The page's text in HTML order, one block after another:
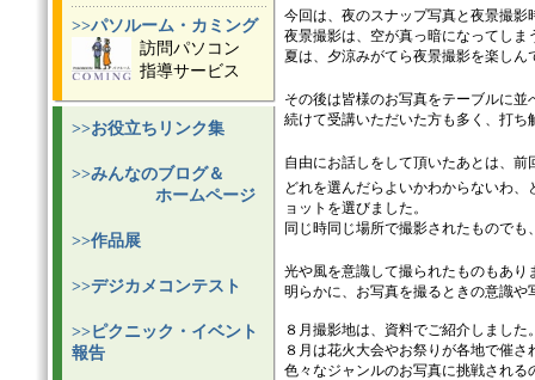
>>パソルーム・カミング
訪問パソコン
指導サービス
>>お役立ちリンク集
>>みんなのブログ＆
ホームページ
>>作品展
>>デジカメコンテスト
>>ピクニック・イベント
報告
今回は、夜のスナップ写真と夜景撮影
夜景撮影は、空が真っ暗になってし
夏は、夕涼みがてら夜景撮影を楽しん
その後は皆様のお写真をテーブルに
続けて受講いただいた方も多く、打
自由にお話しをして頂いたあとは、
どれを選んだらよいかわからないわ
ョットを選びました。
同じ時同じ場所で撮影されたもので
光や風を意識して撮られたものもあり
明らかに、お写真を撮るときの意識
８月撮影地は、資料でご紹介しました
８月は花火大会やお祭りが各地で催さ
色々なジャンルのお写真に挑戦される